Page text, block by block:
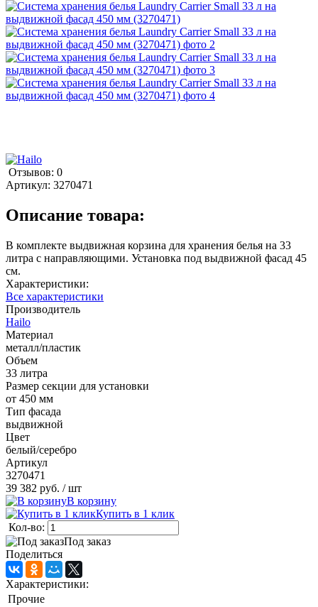
Отзывов: 0
Артикул: 3270471
Описание товара:
В комплекте выдвижная корзина для хранения белья на 33
литра с направляющими. Установка под выдвижной фасад 45
см.
Характеристики:
Все характеристики
Производитель
Hailo
Материал
металл/пластик
Объем
33 литра
Размер секции для установки
от 450 мм
Тип фасада
выдвижной
Цвет
белый/серебро
Артикул
3270471
39 382 руб. / шт
В корзину
Купить в 1 клик
Кол-во:
Под заказ
Поделиться
Характеристики:
Прочие